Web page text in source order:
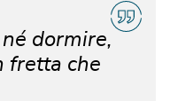
dormire,
fretta che